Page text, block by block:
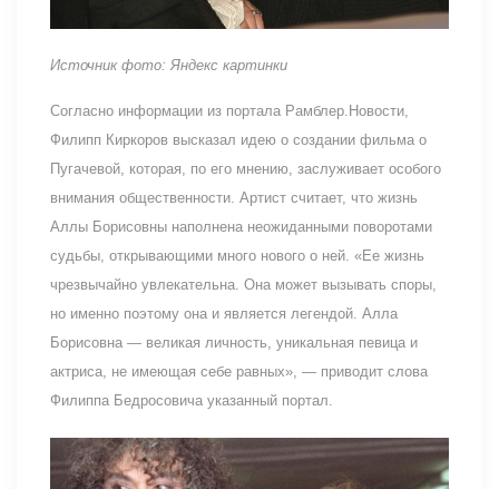
Источник фото: Яндекс картинки
Согласно информации из портала Рамблер.Новости,
Филипп Киркоров высказал идею о создании фильма о
Пугачевой, которая, по его мнению, заслуживает особого
внимания общественности. Артист считает, что жизнь
Аллы Борисовны наполнена неожиданными поворотами
судьбы, открывающими много нового о ней. «Ее жизнь
чрезвычайно увлекательна. Она может вызывать споры,
но именно поэтому она и является легендой. Алла
Борисовна — великая личность, уникальная певица и
актриса, не имеющая себе равных», — приводит слова
Филиппа Бедросовича указанный портал.